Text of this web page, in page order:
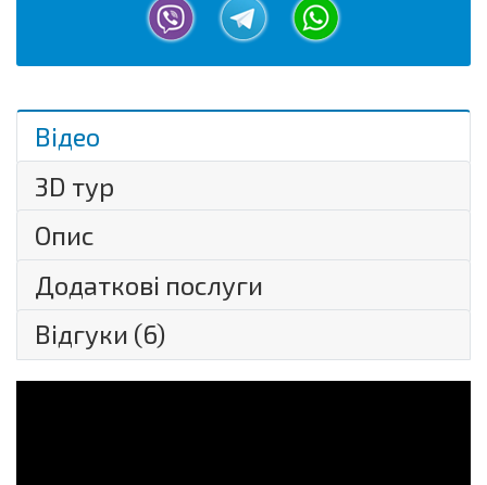
Відео
3D тур
Опис
Додаткові послуги
Відгуки (6)